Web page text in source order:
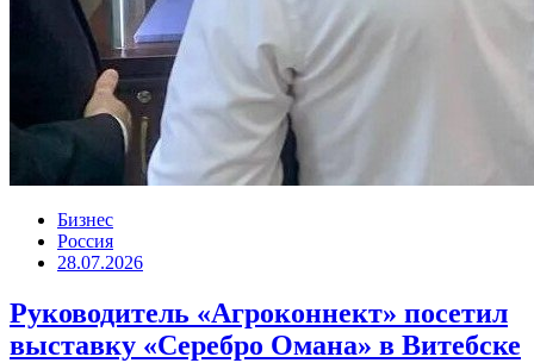
Бизнес
Россия
28.07.2026
Руководитель «Агроконнект» посетил
выставку «Серебро Омана» в Витебске